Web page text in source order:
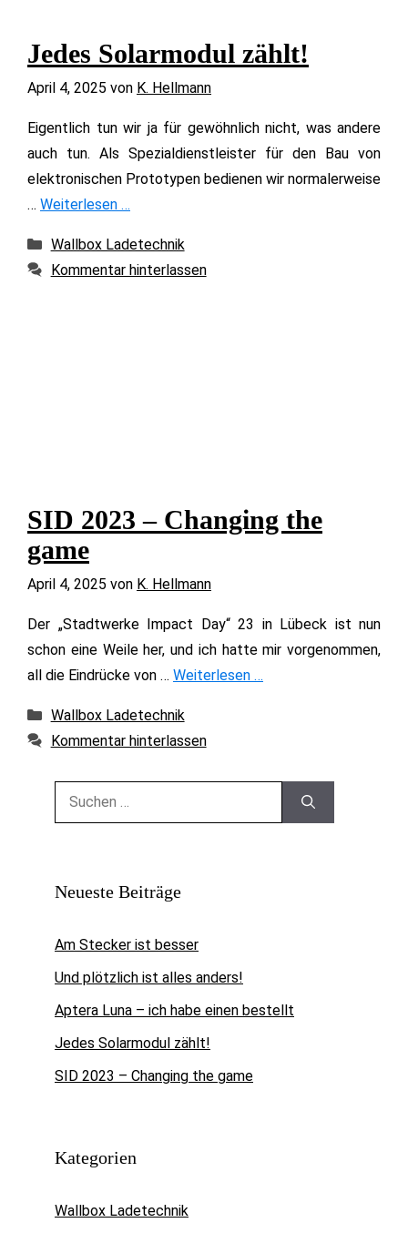
Jedes Solarmodul zählt!
April 4, 2025 von K. Hellmann
Eigentlich tun wir ja für gewöhnlich nicht, was andere
auch tun. Als Spezialdienstleister für den Bau von
elektronischen Prototypen bedienen wir normalerweise
… Weiterlesen …
Kategorien
Wallbox Ladetechnik
Kommentar hinterlassen
SID 2023 – Changing the
game
April 4, 2025 von K. Hellmann
Der „Stadtwerke Impact Day“ 23 in Lübeck ist nun
schon eine Weile her, und ich hatte mir vorgenommen,
all die Eindrücke von … Weiterlesen …
Kategorien
Wallbox Ladetechnik
Kommentar hinterlassen
Suchen
Neueste Beiträge
Am Stecker ist besser
Und plötzlich ist alles anders!
Aptera Luna – ich habe einen bestellt
Jedes Solarmodul zählt!
SID 2023 – Changing the game
Kategorien
Wallbox Ladetechnik